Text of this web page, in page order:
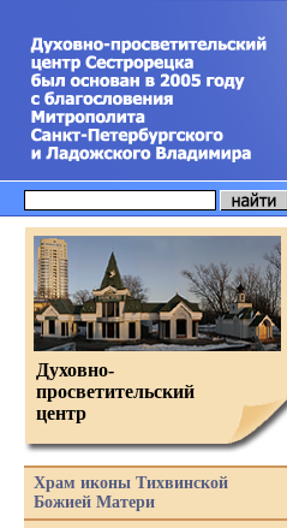
Духовно-
просветительский
центр
Храм иконы Тихвинской
Божией Матери